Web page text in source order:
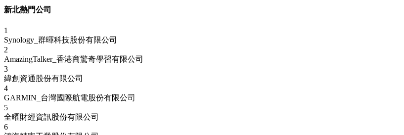
新北熱門公司
1
Synology_群暉科技股份有限公司
2
AmazingTalker_香港商驚奇學習有限公司
3
緯創資通股份有限公司
4
GARMIN_台灣國際航電股份有限公司
5
全曜財經資訊股份有限公司
6